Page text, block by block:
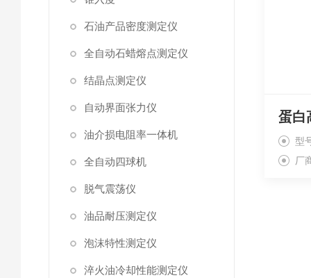
石油产品密度测定仪
全自动石蜡熔点测定仪
结晶点测定仪
自动界面张力仪
油介损电阻率一体机
全自动四球机
脱气震荡仪
油品耐压测定仪
泡沫特性测定仪
淬火油冷却性能测定仪
型
厂